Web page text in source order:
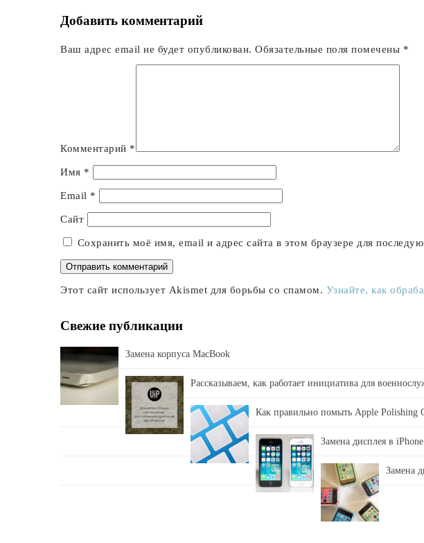
Добавить комментарий
Ваш адрес email не будет опубликован. Обязательные поля помечены *
Комментарий *
Имя *
Email *
Сайт
Сохранить моё имя, email и адрес сайта в этом браузере для
Этот сайт использует Akismet для борьбы со спамом. Узнайте, как
Свежие публикации
Замена корпуса MacBook
Рассказываем, как работает инициатива для
Как правильно помыть Apple Polishing
Замена дисплея в
Замена